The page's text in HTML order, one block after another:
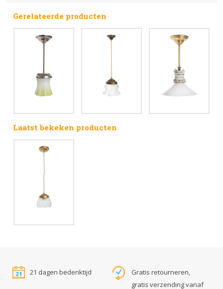
Gerelateerde producten
Laatst bekeken producten
21 dagen bedenktijd
Gratis retourneren,
gratis verzending vanaf